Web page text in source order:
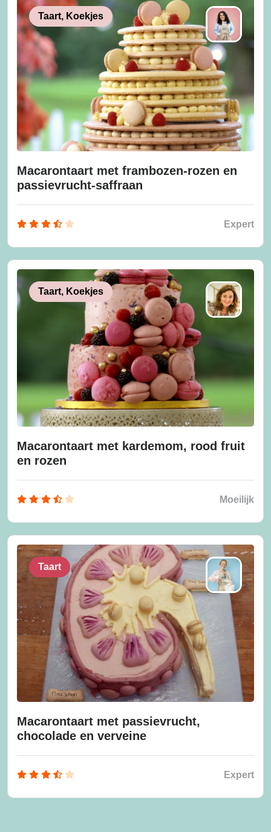
Taart, Koekjes
Macarontaart met frambozen-rozen en
passievrucht-saffraan
Expert
Taart, Koekjes
Macarontaart met kardemom, rood fruit
en rozen
Moeilijk
Taart
Macarontaart met passievrucht,
chocolade en verveine
Expert